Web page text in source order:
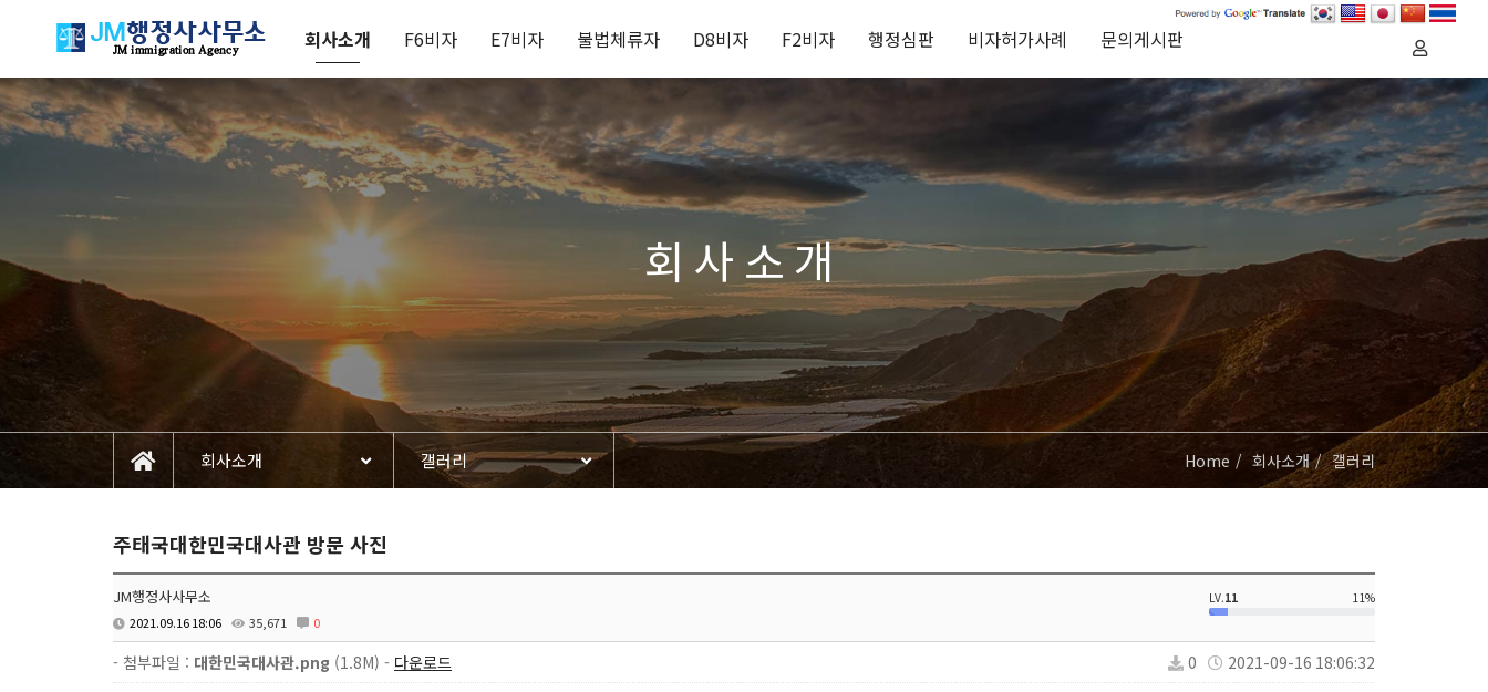
회사소개 F6비자 E7비자 불법체류자 D8비자 F2비자 행정심판 비자허가사례 문의게시판
회사소개
회사소개 갤러리 Home 회사소개 갤러리
주태국대한민국대사관 방문 사진
JM행정사사무소
2021.09.16 18:06 35,671 0
LV.11 11%
- 첨부파일 : 대한민국대사관.png (1.8M) - 다운로드 0 2021-09-16 18:06:32